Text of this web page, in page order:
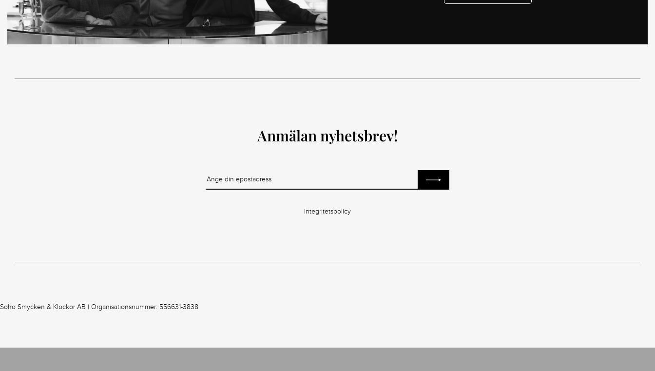
Anmälan nyhetsbrev!
Integritetspolicy
Soho Smycken & Klockor AB | Organisationsnummer: 556631-3838